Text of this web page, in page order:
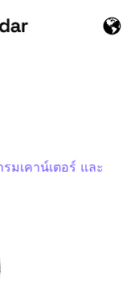
มเคาน์เตอร์ และ